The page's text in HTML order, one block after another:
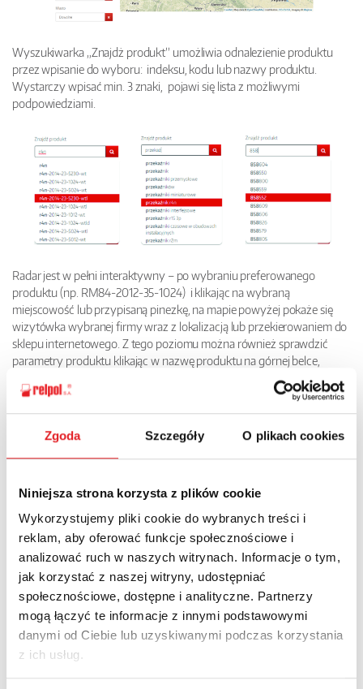
Zgoda Szczegóły O plikach cookies
Niniejsza strona korzysta z plików cookie
Wykorzystujemy pliki cookie do wybranych treści i
reklam, aby oferować funkcje społecznościowe i
analizować ruch w naszych witrynach. Informacje o tym,
jak korzystać z naszej witryny, udostępniać
społecznościowe, dostępne i analityczne. Partnerzy
mogą łączyć te informacje z innymi podstawowymi
danymi od Ciebie lub uzyskiwanymi podczas korzystania
z ich usług.
Wyszukiwarka „Znajdż produkt” umożliwia odnalezienie produktu
przez wpisanie do wyboru: indeksu, kodu lub nazwy produktu.
Wystarczy wpisać min. 3 znaki, pojawi się lista z możliwymi
podpowiedziami.
Radar jest w pełni interaktywny – po wybraniu preferowanego
produktu (np. RM84-2012-35-1024) i klikając na wybraną
miejscowość lub przypisaną pinezkę, na mapie powyżej pokaże się
wizytówka wybranej firmy wraz z lokalizacją lub przekierowaniem do
sklepu internetowego. Z tego poziomu można również sprawdzić
parametry produktu klikając w nazwę produktu na górnej belce,
zostaniemy przekierowani do karty produktu, w której znajdują się
wszystkie informacje przypisane do produktu np. karta katalogowa
certyfikaty, modele 2D i 3D oraz lista pozostałych produktów w danej
grupie.